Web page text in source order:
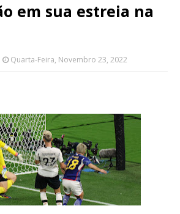
em sua estreia na
Quarta-Feira, Novembro 23, 2022